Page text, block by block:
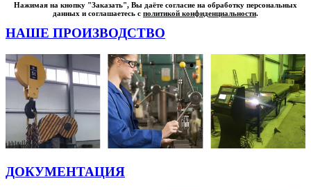
Нажимая на кнопку "Заказать", Вы даёте согласие на обработку персональных
данных и соглашаетесь с политикой конфиденциальности.
НАШЕ ПРОИЗВОДСТВО
ДОКУМЕНТАЦИЯ